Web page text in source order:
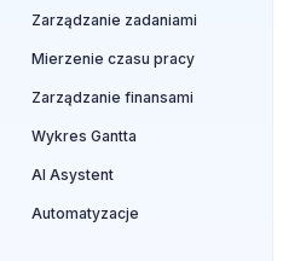
Zarządzanie zadaniami
Mierzenie czasu pracy
Zarządzanie finansami
Wykres Gantta
AI Asystent
Automatyzacje